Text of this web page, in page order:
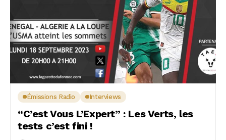
Émissions Radio Interviews
“C’est Vous L’Expert” : Les Verts, les
tests c’est fini !